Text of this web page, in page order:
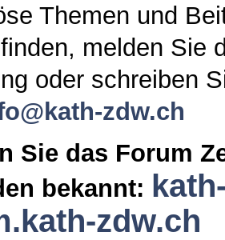
Themen und
melden Sie
oder schreiben
zdw.ch
Sie das Forum
bekannt:
zdw.ch